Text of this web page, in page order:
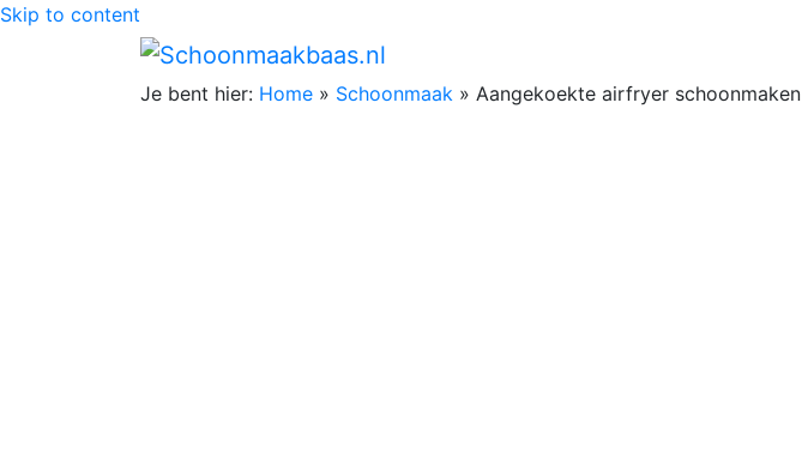
Skip to content
Je bent hier: Home » Schoonmaak » Aangekoekte airfryer schoonmaken